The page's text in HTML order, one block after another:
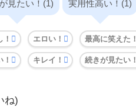
見たい！(1) 実用性高い！(1)
エロい！ 最高に笑えた！
キレイ！ 続きが見たい！
ね)